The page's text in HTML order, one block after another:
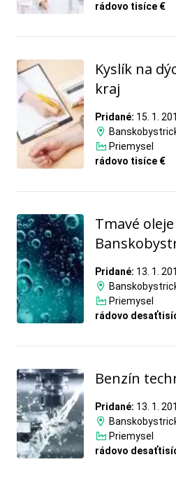
rádovo tisíce €
Kyslík na
kraj
Pridané: 15. 1.
Priemysel
rádovo tisíce €
Tmavé
Pridané: 13. 1.
Priemysel
rádovo
Benzín
Pridané: 13. 1.
Priemysel
rádovo